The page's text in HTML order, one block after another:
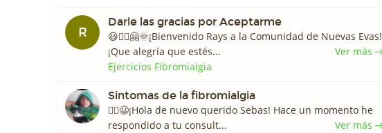
R
Darle las gracias por Aceptarme
😃🙋‍♀️🤗🌞¡Bienvenido Rays a la Comunidad de Nuevas Evas!
¡Que alegría que estés...
Ver más
Ejercicios Fibromialgia
Sintomas de la fibromialgia
🙋‍♀️😃¡Hola de nuevo querido Sebas! Hace un momento he
respondido a tu consult...
Ver más